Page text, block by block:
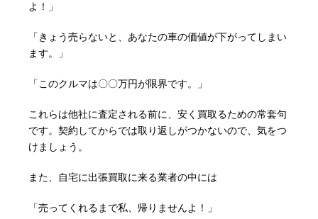
よ！」
「きょう売らないと、あなたの車の価値が下がってしまい
ます。」
「このクルマは〇〇万円が限界です。」
これらは他社に査定される前に、安く買取るための常套句
です。契約してからでは取り返しがつかないので、気をつ
けましょう。
また、自宅に出張買取に来る業者の中には
「売ってくれるまで私、帰りませんよ！」